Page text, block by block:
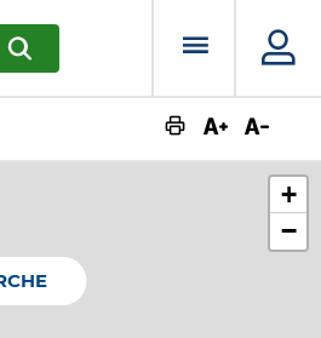
RECHERCHERMenu
+
−